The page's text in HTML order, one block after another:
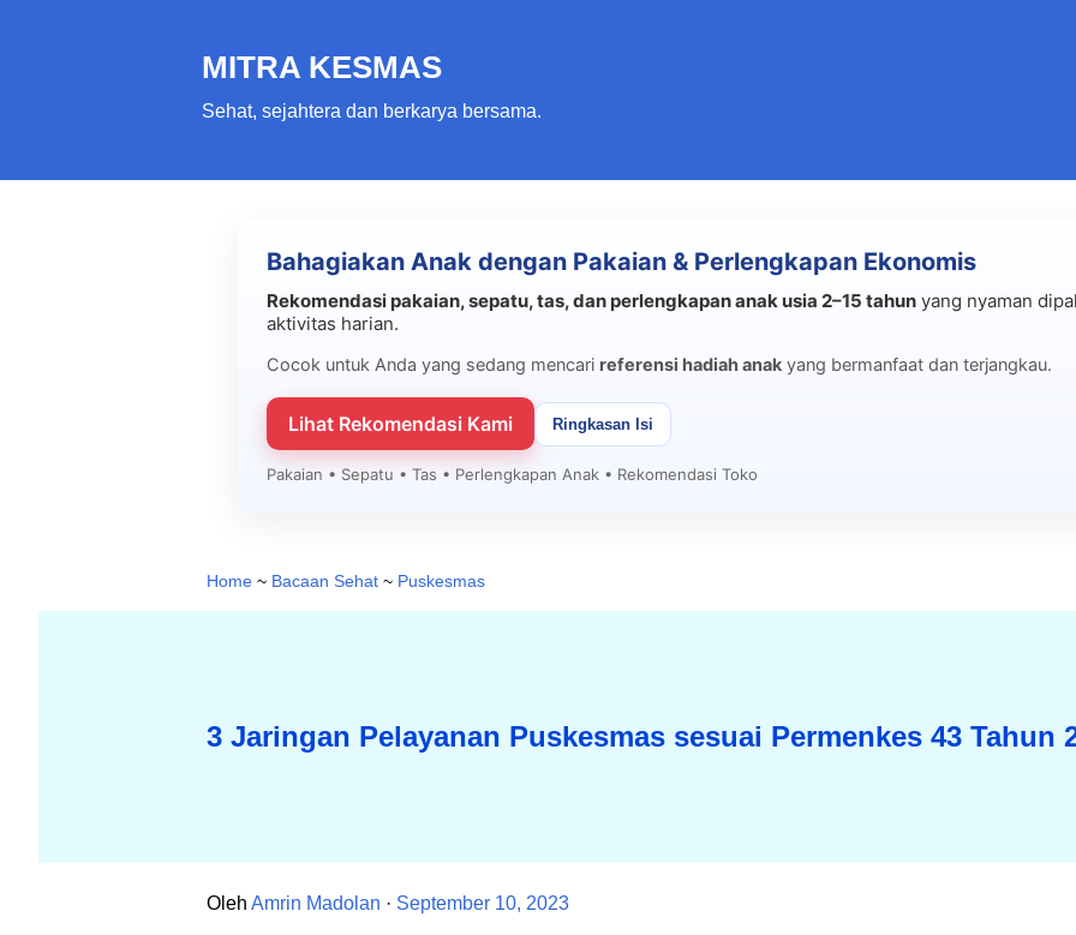
MITRA KESMAS
Sehat, sejahtera dan berkarya bersama.
Bahagiakan Anak dengan Pakaian & Perlengkapan Ekonomis
Rekomendasi pakaian, sepatu, tas, dan perlengkapan anak usia 2–15 tahun yang nyaman
aktivitas harian.
Cocok untuk Anda yang sedang mencari referensi hadiah anak yang bermanfaat dan terjangkau.
Lihat Rekomendasi Kami Ringkasan Isi
Pakaian • Sepatu • Tas • Perlengkapan Anak • Rekomendasi Toko
Home ~ Bacaan Sehat ~ Puskesmas
3 Jaringan Pelayanan Puskesmas sesuai Permenkes 43 Tahun
Oleh Amrin Madolan September 10, 2023